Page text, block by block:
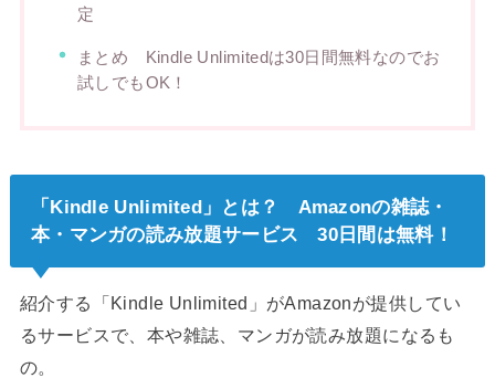
定
まとめ Kindle Unlimitedは30日間無料なのでお
試しでもOK！
「Kindle Unlimited」とは？ Amazonの雑誌・
本・マンガの読み放題サービス 30日間は無料！
紹介する「Kindle Unlimited」がAmazonが提供してい
るサービスで、本や雑誌、マンガが読み放題になるも
の。